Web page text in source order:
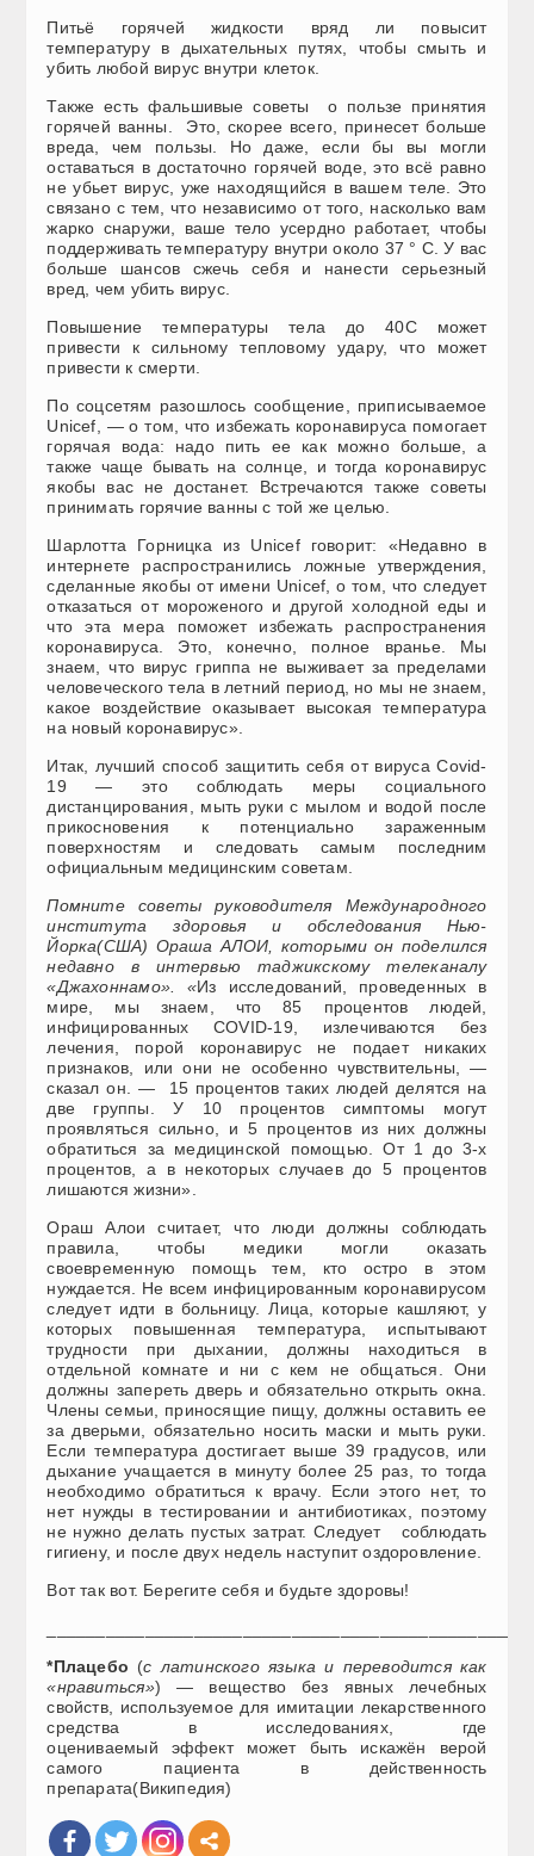
Питьё горячей жидкости вряд ли повысит
температуру в дыхательных путях, чтобы смыть и
убить любой вирус внутри клеток.
Также есть фальшивые советы о пользе принятия
горячей ванны. Это, скорее всего, принесет больше
вреда, чем пользы. Но даже, если бы вы могли
оставаться в достаточно горячей воде, это всё равно
не убьет вирус, уже находящийся в вашем теле. Это
связано с тем, что независимо от того, насколько вам
жарко снаружи, ваше тело усердно работает, чтобы
поддерживать температуру внутри около 37 ° C. У вас
больше шансов сжечь себя и нанести серьезный
вред, чем убить вирус.
Повышение температуры тела до 40C может
привести к сильному тепловому удару, что может
привести к смерти.
По соцсетям разошлось сообщение, приписываемое
Unicef, — о том, что избежать коронавируса помогает
горячая вода: надо пить ее как можно больше, а
также чаще бывать на солнце, и тогда коронавирус
якобы вас не достанет. Встречаются также советы
принимать горячие ванны с той же целью.
Шарлотта Горницка из Unicef говорит: «Недавно в
интернете распространились ложные утверждения,
сделанные якобы от имени Unicef, о том, что следует
отказаться от мороженого и другой холодной еды и
что эта мера поможет избежать распространения
коронавируса. Это, конечно, полное вранье. Мы
знаем, что вирус гриппа не выживает за пределами
человеческого тела в летний период, но мы не знаем,
какое воздействие оказывает высокая температура
на новый коронавирус».
Итак, лучший способ защитить себя от вируса Covid-
19 — это соблюдать меры социального
дистанцирования, мыть руки с мылом и водой после
прикосновения к потенциально зараженным
поверхностям и следовать самым последним
официальным медицинским советам.
Помните советы руководителя Международного
института здоровья и обследования Нью-
Йорка(США) Ораша АЛОИ, которыми он поделился
недавно в интервью таджикскому телеканалу
«Джахоннамо».
«Из исследований, проведенных в
мире, мы знаем, что 85 процентов людей,
инфицированных COVID-19, излечиваются без
лечения, порой коронавирус не подает никаких
признаков, или они не особенно чувствительны, —
сказал он. — 15 процентов таких людей делятся на
две группы. У 10 процентов симптомы могут
проявляться сильно, и 5 процентов из них должны
обратиться за медицинской помощью. От 1 до 3-х
процентов, а в некоторых случаев до 5 процентов
лишаются жизни».
Ораш Алои считает, что люди должны соблюдать
правила, чтобы медики могли оказать
своевременную помощь тем, кто остро в этом
нуждается. Не всем инфицированным коронавирусом
следует идти в больницу. Лица, которые кашляют, у
которых повышенная температура, испытывают
трудности при дыхании, должны находиться в
отдельной комнате и ни с кем не общаться. Они
должны запереть дверь и обязательно открыть окна.
Члены семьи, приносящие пищу, должны оставить ее
за дверьми, обязательно носить маски и мыть руки.
Если температура достигает выше 39 градусов, или
дыхание учащается в минуту более 25 раз, то тогда
необходимо обратиться к врачу. Если этого нет, то
нет нужды в тестировании и антибиотиках, поэтому
не нужно делать пустых затрат. Следует соблюдать
гигиену, и после двух недель наступит оздоровление.
Вот так вот. Берегите себя и будьте здоровы!
*Плацебо (с латинского языка и переводится как
«нравиться») — вещество без явных лечебных
свойств, используемое для имитации лекарственного
средства в исследованиях, где
оцениваемый эффект может быть искажён верой
самого пациента в действенность
препарата(Википедия)